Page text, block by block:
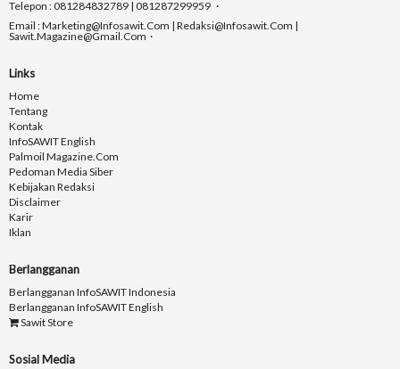
Telepon : 081284832789 | 081287299959
Email : Marketing@infosawit.com | Redaksi@infosawit.com |
Sawit.magazine@gmail.com
Links
Home
Tentang
Kontak
InfoSAWIT English
Palmoil Magazine.com
Pedoman Media Siber
Kebijakan Redaksi
Disclaimer
Karir
Iklan
Berlangganan
Berlangganan InfoSAWIT Indonesia
Berlangganan InfoSAWIT English
Sawit Store
Sosial Media